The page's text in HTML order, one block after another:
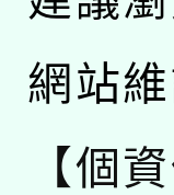
網站
【個